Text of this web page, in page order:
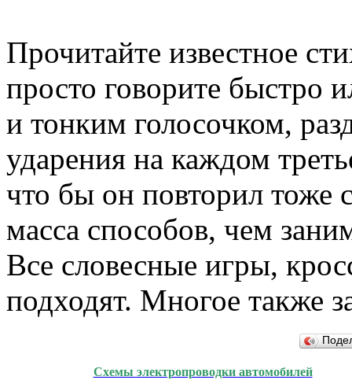
Прочитайте известное
просто говорите быстро
и тонким голосочком,
ударения на каждом
что бы он повторил тоже
масса способов, чем
Все словесные игры,
подходят. Многое также
Схемы электропроводки автомобилей